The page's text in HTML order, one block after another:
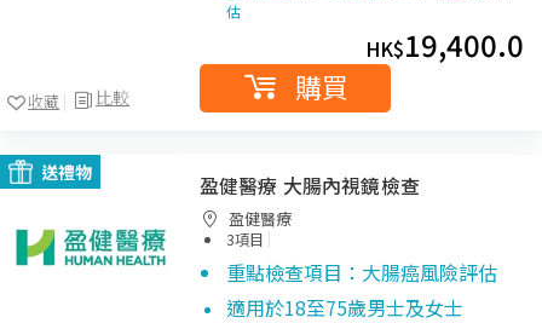
比較
收藏
估
HK$19,400.0
購買
送禮物 盈健醫療 大腸內視鏡檢查
盈健醫療
3項目 |
重點檢查項目：大腸癌風險評估
適用於18至75歲男士及女士